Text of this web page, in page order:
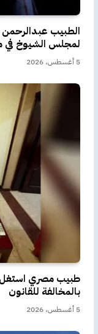
الطبيب عبدالرحمن
لمجلس الشيوخ في
5 أغسطس، 2026
طبيب مصري استغل
بالمخالفة للقانون
5 أغسطس، 2026